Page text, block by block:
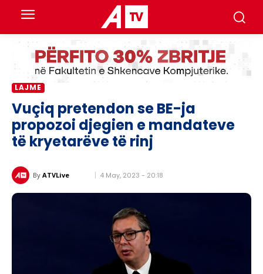
LAJME
Vuçiq pretendon se BE-ja
propozoi djegien e mandateve
të kryetarëve të rinj
By ATVLive 4 May, 2023 - 20:18